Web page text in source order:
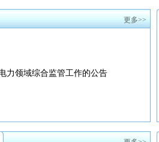
更多>>
力领域综合监管工作的公告